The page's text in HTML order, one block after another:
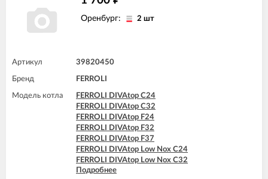
FERROLI DOMItech F24 D
Оренбург: 2 шт
Артикул 39820450
Бренд FERROLI
Модель котла
FERROLI DIVAtop C24
FERROLI DIVAtop C32
FERROLI DIVAtop F24
FERROLI DIVAtop F32
FERROLI DIVAtop F37
FERROLI DIVAtop Low Nox C24
FERROLI DIVAtop Low Nox C32
FERROLI DIVAtop Low Nox F24
Подробнее